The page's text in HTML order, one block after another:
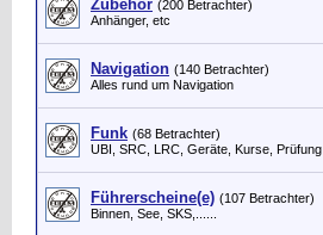
Zubehör (200 Betrachter)
Anhänger, etc
Navigation (140 Betrachter)
Alles rund um Navigation
Funk (68 Betrachter)
UBI, SRC, LRC, Geräte, Kurse, Prüfung
Führerscheine(e) (107 Betrachter)
Binnen, See, SKS,......